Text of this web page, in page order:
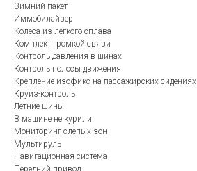
Зимний пакет
Иммобилайзер
Колеса из легкого сплава
Комплект громкой связи
Контроль давления в шинах
Контроль полосы движения
Крепление изофикс на пассажирских сидениях
Круиз-контроль
Летние шины
В машине не курили
Мониторинг слепых зон
Мультируль
Навигационная система
Передний привод